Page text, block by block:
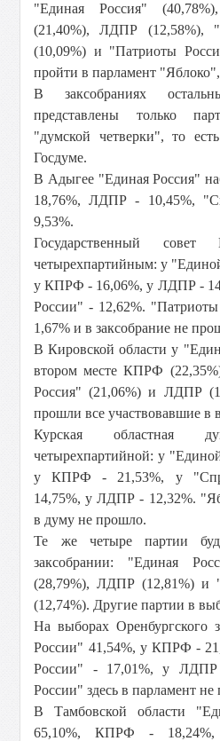
"Единая Россия"
(21,40%), ЛДПР (12,58%),
(10,09%) и "Патриоты
пройти в парламент
В заксобраниях
представлены только
"думской четверки", то
Госдуме.
В Адыгее "Единая Россия"
18,76%, ЛДПР - 10,45%,
9,53%.
Государственный
четырехпартийным: у
у КПРФ - 16,06%, у ЛДПР -
России" - 12,62%. "Патриоты
1,67% и в заксобрание не
В Кировской области у
втором месте КПРФ
Россия" (21,06%) и ЛДПР
прошли все участвовавшие в
Курская областная
четырехпартийной: у
у КПРФ - 21,53%, у
14,75%, у ЛДПР - 12,32%.
в думу не прошло.
Те же четыре партии
заксобрании: "Единая
(28,79%), ЛДПР (12,81%) и
(12,74%). Другие партии в
На выборах Оренбургского
России" 41,54%, у КПРФ -
России" - 17,01%, у ЛДПР
России" здесь в парламент
В Тамбовской области
65,10%, КПРФ -